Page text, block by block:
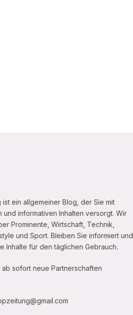
ist ein allgemeiner Blog, der Sie mit
und informativen Inhalten versorgt. Wir
Prominente, Wirtschaft, Technik,
und Sport. Bleiben Sie informiert und
Inhalte für den täglichen Gebrauch.
ab sofort neue Partnerschaften